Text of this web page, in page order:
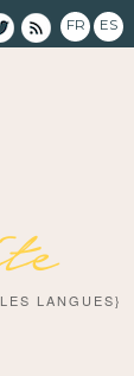
FR ES
LANGUES}